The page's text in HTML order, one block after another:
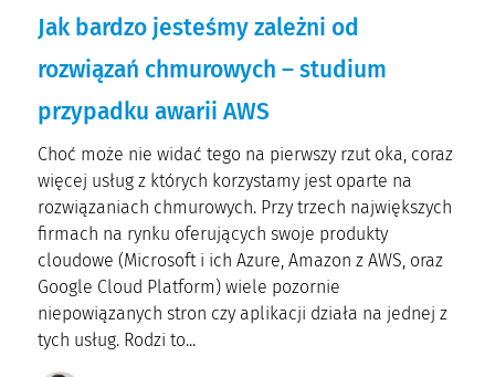
Jak bardzo jesteśmy zależni od
rozwiązań chmurowych – studium
przypadku awarii AWS
Choć może nie widać tego na pierwszy rzut oka, coraz
więcej usług z których korzystamy jest oparte na
rozwiązaniach chmurowych. Przy trzech największych
firmach na rynku oferujących swoje produkty
cloudowe (Microsoft i ich Azure, Amazon z AWS, oraz
Google Cloud Platform) wiele pozornie
niepowiązanych stron czy aplikacji działa na jednej z
tych usług. Rodzi to...